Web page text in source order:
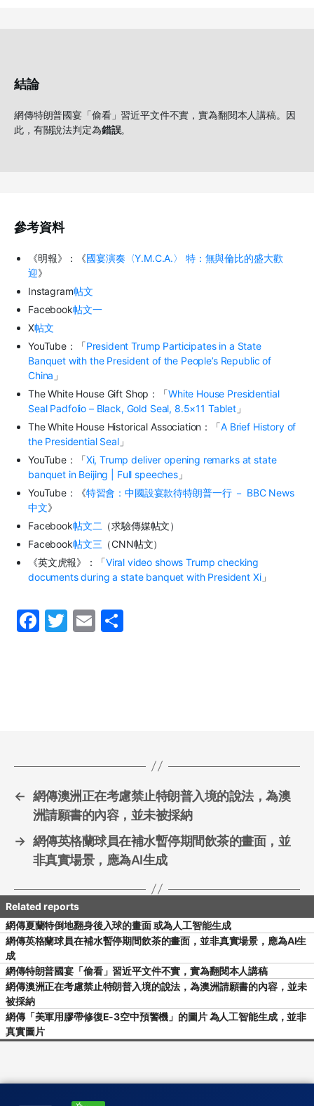
結論
網傳特朗普國宴「偷看」習近平文件不實，實為翻閱本人講稿。因
此，有關說法判定為錯誤。
參考資料
《明報》：《國宴演奏〈Y.M.C.A.〉 特：無與倫比的盛大歡
迎》
Instagram帖文
Facebook帖文一
X帖文
YouTube：「President Trump Participates in a State
Banquet with the President of the People’s Republic of
China 」
The White House Gift Shop：「White House Presidential
Seal Padfolio – Black, Gold Seal, 8.5×11 Tablet」
The White House Historical Association：「A Brief History of
the Presidential Seal」
YouTube：「Xi, Trump deliver opening remarks at state
banquet in Beijing | Full speeches」
YouTube：《特習會：中國設宴款待特朗普一行 － BBC News
中文》
Facebook帖文二 （求驗傳媒帖文）
Facebook帖文三 （CNN帖文）
《英文虎報》：「Viral video shows Trump checking
documents during a state banquet with President Xi」
F
T
E
← 網傳澳洲正在考慮禁止特朗普入境的說法，為澳
洲請願書的內容，並未被採納
→ 網傳英格蘭球員在補水暫停期間飲茶的畫面，並
非真實場景，應為AI生成
網傳夏蘭特倒地翻身後入球的畫面 或為人工智能生成
網傳英格蘭球員在補水暫停期間飲茶的畫面，並非真實場景，應為AI生
成
網傳特朗普國宴「偷看」習近平文件不實，實為翻閱本人講稿
網傳澳洲正在考慮禁止特朗普入境的說法，為澳洲請願書的內容，並未
被採納
網傳「美軍用膠帶修復E-3空中預警機」的圖片 為人工智能生成，並非
真實圖片